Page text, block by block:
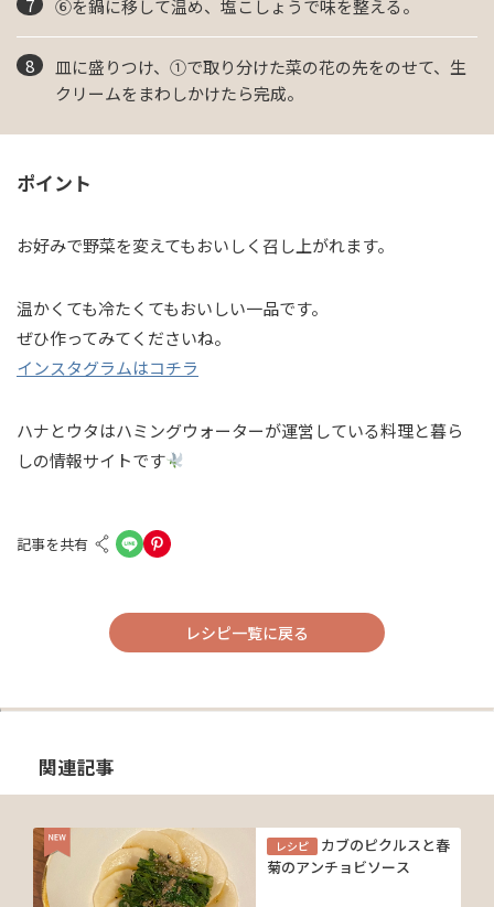
⑥を鍋に移して温め、塩こしょうで味を整える。
皿に盛りつけ、①で取り分けた菜の花の先をのせて、生
クリームをまわしかけたら完成。
ポイント
お好みで野菜を変えてもおいしく召し上がれます。
温かくても冷たくてもおいしい一品です。
ぜひ作ってみてくださいね。
インスタグラムはコチラ
ハナとウタはハミングウォーターが運営している料理と暮ら
しの情報サイトです
記事を共有
レシピ一覧に戻る
関連記事
レシピ
カブのピクルスと春
菊のアンチョビソース